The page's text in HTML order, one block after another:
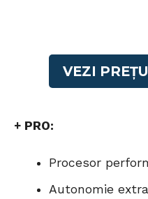
VEZI
+ PRO:
Procesor
Autonomie